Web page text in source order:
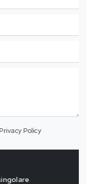
Privacy Policy